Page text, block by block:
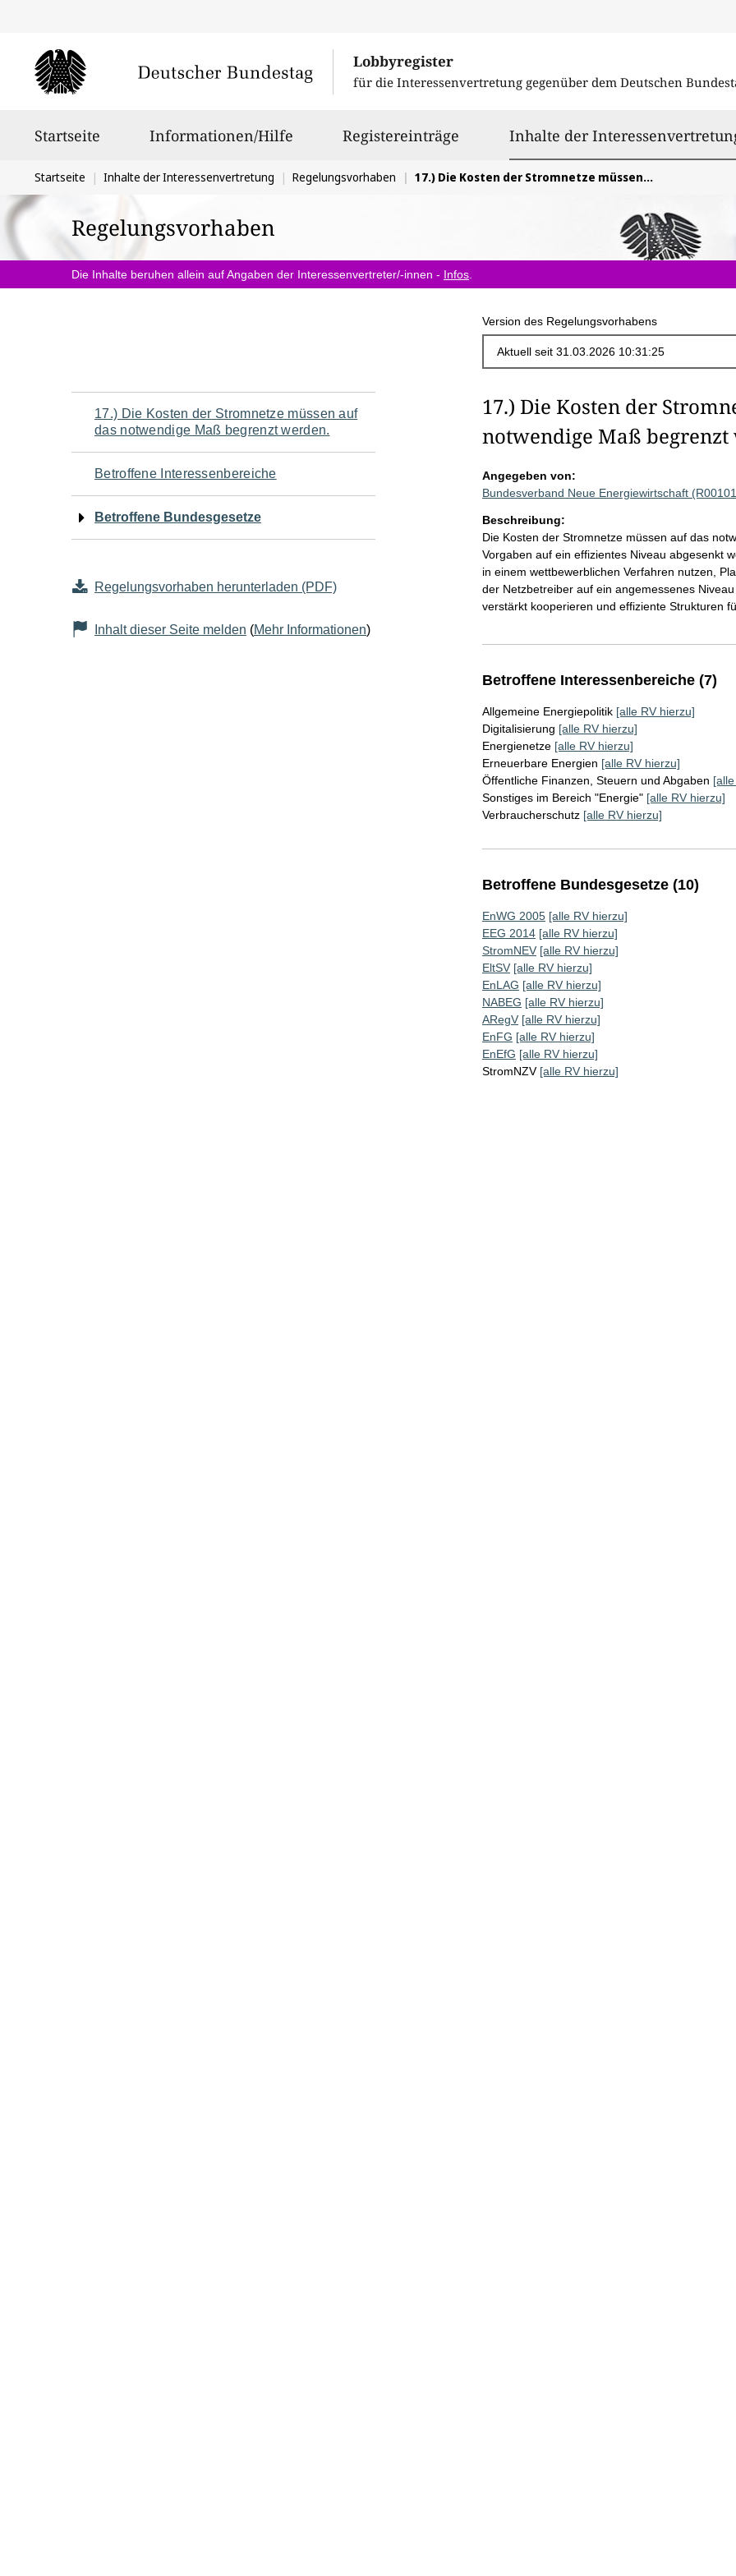
Lobbyregister
für die Interessenvertretung gegenüber dem Deutschen
Startseite Informationen/Hilfe Registereinträge Inhalte der
Sie
befinden
sich
hier:
Startseite Inhalte der Interessenvertretung Regelungsvorhaben 17.) Die Kosten der Stromnetze müssen auf das notwendige Maß begrenzt werden.
Regelungsvorhaben
Die Inhalte beruhen allein auf Angaben der Interessenvertreter/-innen - Infos
Version des Regelungsvorhabens
Navigation
für
den
Seiteninhalt
17.) Die Kosten der Stromnetze müssen auf
das notwendige Maß begrenzt werden.
Betroffene Interessenbereiche
Betroffene Bundesgesetze
Regelungsvorhaben herunterladen (PDF)
Inhalt dieser Seite melden (Mehr Informationen)
17.) Die Kosten der
notwendige Maß begrenzt
Angegeben von:
Bundesverband Neue Energiewirtschaft
Beschreibung:
Die Kosten der Stromnetze müssen auf das
Vorgaben auf ein effizientes Niveau abgesenkt
in einem wettbewerblichen Verfahren nutzen,
der Netzbetreiber auf ein angemessenes
verstärkt kooperieren und effiziente Strukturen
Betroffene Interessenbereiche (7)
Allgemeine Energiepolitik [alle RV hierzu]
Digitalisierung [alle RV hierzu]
Energienetze [alle RV hierzu]
Erneuerbare Energien [alle RV hierzu]
Öffentliche Finanzen, Steuern und Abgaben
Sonstiges im Bereich "Energie" [alle RV hierzu]
Verbraucherschutz [alle RV hierzu]
Betroffene Bundesgesetze (10)
EnWG 2005 [alle RV hierzu]
EEG 2014 [alle RV hierzu]
StromNEV [alle RV hierzu]
EltSV [alle RV hierzu]
EnLAG [alle RV hierzu]
NABEG [alle RV hierzu]
ARegV [alle RV hierzu]
EnFG [alle RV hierzu]
EnEfG [alle RV hierzu]
StromNZV [alle RV hierzu]